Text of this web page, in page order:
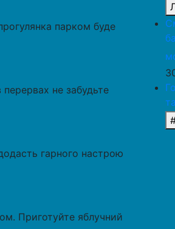
парком буде
не забудьте
гарного настрою
Приготуйте яблучний